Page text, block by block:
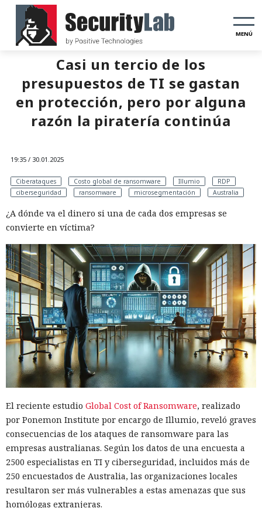
MENÚ
Casi un tercio de los
presupuestos de TI se gastan
en protección, pero por alguna
razón la piratería continúa
19:35 / 30.01.2025
Ciberataques Costo global de ransomware Illumio
RDP
ciberseguridad
ransomware microsegmentación Australia
¿A dónde va el dinero si una de cada dos empresas se
convierte en víctima?
El reciente estudio Global Cost of Ransomware, realizado
por Ponemon Institute por encargo de Illumio, reveló graves
consecuencias de los ataques de ransomware para las
empresas australianas. Según los datos de una encuesta a
2500 especialistas en TI y ciberseguridad, incluidos más de
250 encuestados de Australia, las organizaciones locales
resultaron ser más vulnerables a estas amenazas que sus
homólogas extranjeras.